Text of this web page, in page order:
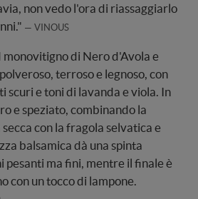
non vedo l'ora di riassaggiarlo
VINOUS
di Nero d'Avola e
terroso e legnoso, con
e toni di lavanda e viola. In
e speziato, combinando la
con la fragola selvatica e
balsamica dà una spinta
pesanti ma fini, mentre il finale è
con un tocco di lampone.